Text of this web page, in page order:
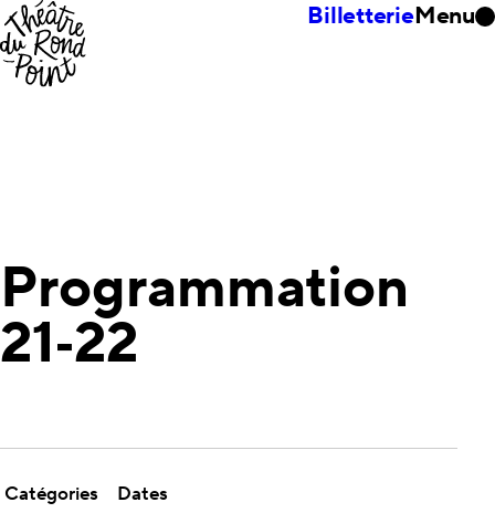
BilletterieMenu
Programmation
21‑22
Catégories Dates